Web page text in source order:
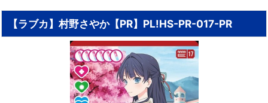
【ラブカ】村野さやか【PR】PL!HS-PR-017-PR